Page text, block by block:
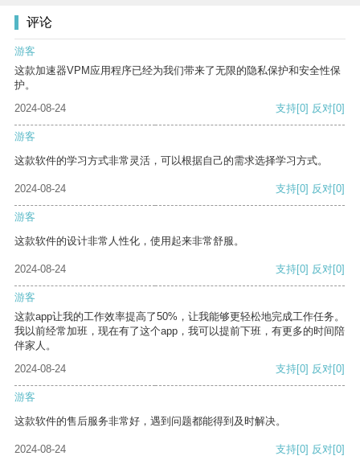
评论
游客
这款加速器VPM应用程序已经为我们带来了无限的隐私保护和安全性保
护。
2024-08-24
支持[0] 反对[0]
游客
这款软件的学习方式非常灵活，可以根据自己的需求选择学习方式。
2024-08-24 支持[0] 反对[0]
游客
这款软件的设计非常人性化，使用起来非常舒服。
2024-08-24 支持[0] 反对[0]
游客
这款app让我的工作效率提高了50%，让我能够更轻松地完成工作任务。
我以前经常加班，现在有了这个app，我可以提前下班，有更多的时间陪
伴家人。
2024-08-24
支持[0] 反对[0]
游客
这款软件的售后服务非常好，遇到问题都能得到及时解决。
2024-08-24 支持[0] 反对[0]